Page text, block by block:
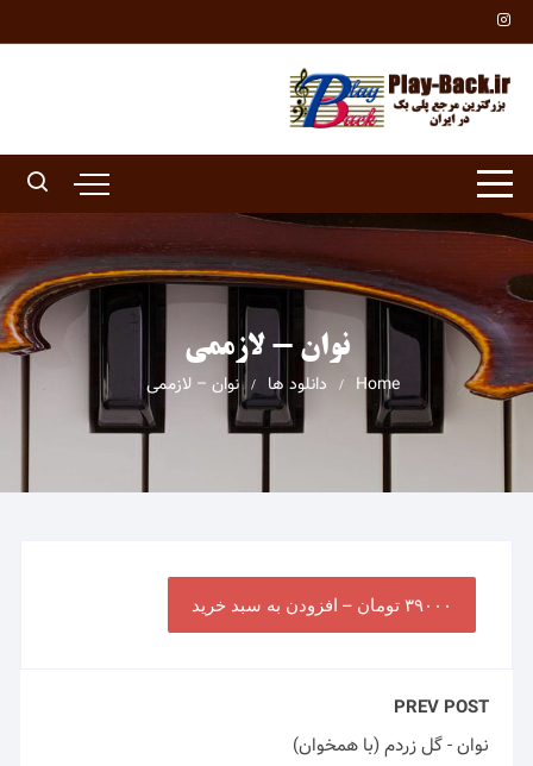
Skip
to
content
نوان - لازممی
Home دانلود ها نوان – لازممی
۳۹۰۰۰ تومان – افزودن به سبد خرید
PREV POST
نوان - گل زردم (با همخوان)